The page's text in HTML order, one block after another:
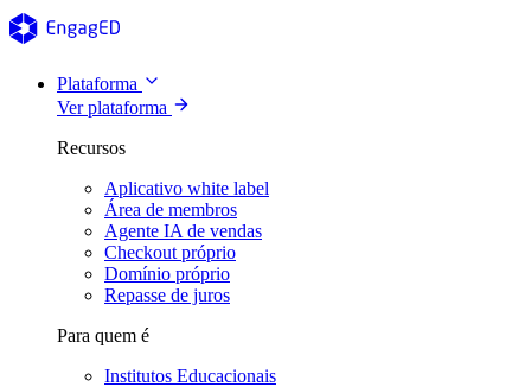
Plataforma
Ver plataforma
Recursos
Aplicativo white label
Área de membros
Agente IA de vendas
Checkout próprio
Domínio próprio
Repasse de juros
Para quem é
Institutos Educacionais